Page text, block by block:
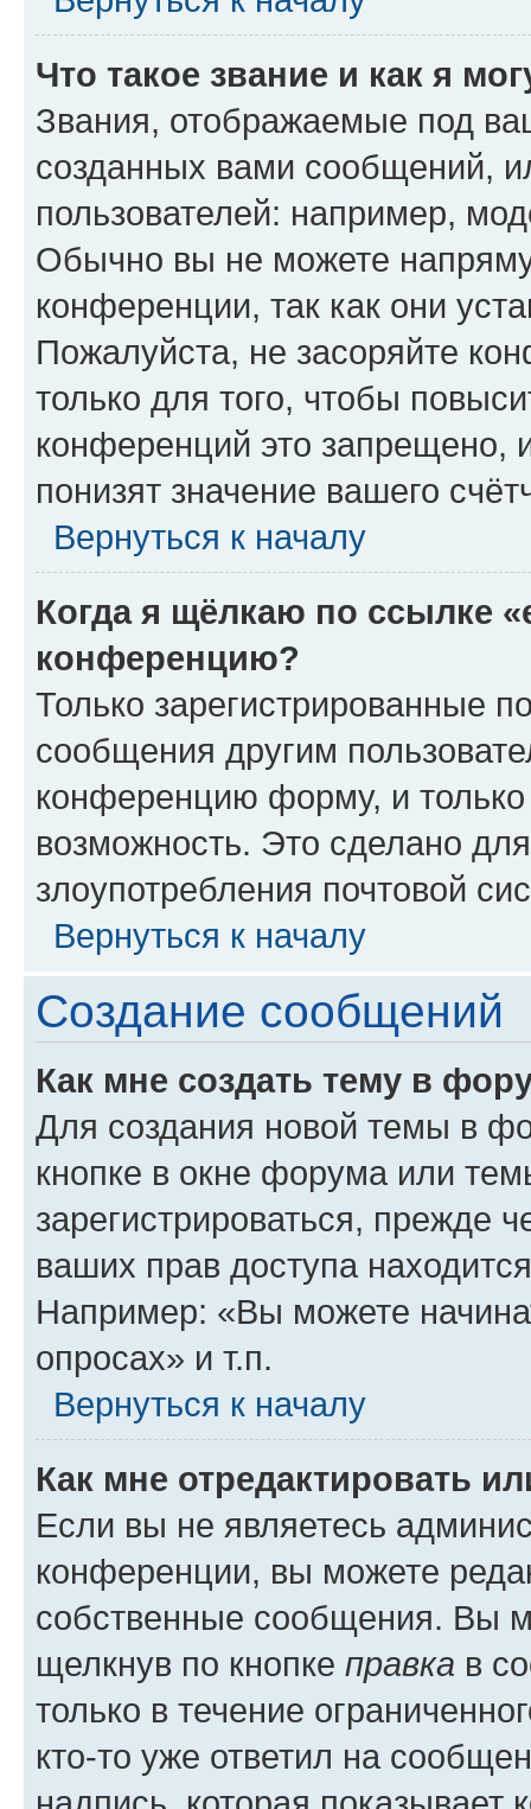
Что такое звание и как я
Звания, отображаемые под
созданных вами сообщений,
пользователей: например,
Обычно вы не можете
конференции, так как они
Пожалуйста, не засоряйте
только для того, чтобы
конференций это запрещено,
понизят значение вашего
Вернуться к началу
Когда я щёлкаю по ссылке
конференцию?
Только зарегистрированные
сообщения другим
конференцию форму, и
возможность. Это сделано
злоупотребления почтовой
Вернуться к началу
Создание сообщений
Как мне создать тему в
Для создания новой темы в
кнопке в окне форума или
зарегистрироваться, прежде
ваших прав доступа
Например: «Вы можете
опросах» и т.п.
Вернуться к началу
Как мне отредактировать
Если вы не являетесь
конференции, вы можете
собственные сообщения. Вы
щелкнув по кнопке правка в
только в течение
кто-то уже ответил на